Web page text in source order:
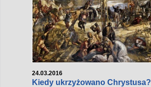
24.03.2016
Kiedy ukrzyżowano Chrystusa?